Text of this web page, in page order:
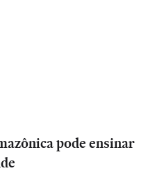
pode ensinar